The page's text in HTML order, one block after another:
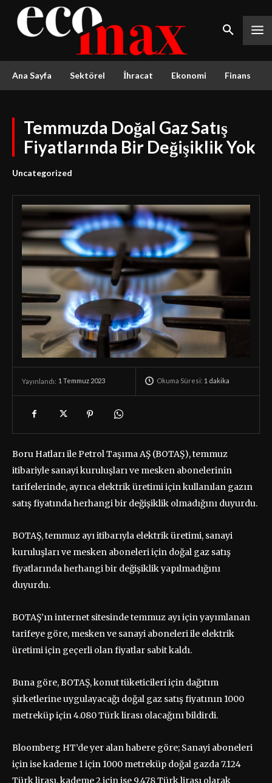
Ana Sayfa Sektörel İhracat Ekonomi Finans
Temmuzda Doğal Gaz Satış
Fiyatlarında Bir Değişiklik Yok
Uncategorized
Yayınlandı: 1 Temmuz 2023 Okuma Süresi: 1 dakika
Boru Hatları ile Petrol Taşıma AŞ (BOTAŞ), temmuz
itibariyle sanayi kuruluşları ve mesken abonelerinin
tarifelerinde, ayrıca elektrik üretimi için kullanılan gazın
satış fiyatında herhangi bir değişiklik olmadığını duyurdu.
BOTAŞ, temmuz ayı itibarıyla elektrik üretimi, sanayi
kuruluşları ve mesken aboneleri için doğal gaz satış
fiyatlarında herhangi bir değişiklik yapılmadığını
duyurdu.
BOTAŞ’ın internet sitesinde temmuz ayı için yayımlanan
tarifeye göre, mesken ve sanayi aboneleri ile elektrik
üretimi için geçerli olan fiyatlar sabit kaldı.
Buna göre, BOTAŞ, konut tüketicileri için dağıtım
şirketlerine uygulayacağı doğal gaz satış fiyatının 1000
metreküp için 4.080 Türk lirası olacağını bildirdi.
Bloomberg HT’de yer alan habere göre; Sanayi aboneleri
için ise kademe 1 için 1000 metreküp doğal gazda 7.124
Türk lirası, kademe 2 için ise 9.478 Türk lirası olarak